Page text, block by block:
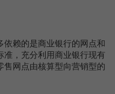
依赖的是商业银行的网点和
准，充分利用商业银行现有
售网点由核算型向营销型的